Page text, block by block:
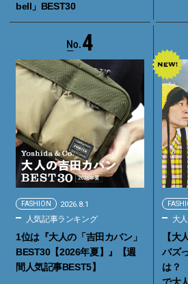
bell」BEST30
4
FASHION 2026.8.1
人気記事ランキング
1位は『大人の「吉田カバン」
BEST30【2026年夏】』【週
間人気記事BEST5】
大
【大
バズ
は？